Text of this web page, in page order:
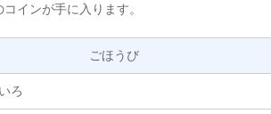
インが手に入ります。
ごほうび
ろ